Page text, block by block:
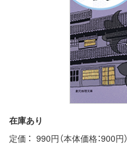
在庫あり
定価
990円（本体価格：900円）